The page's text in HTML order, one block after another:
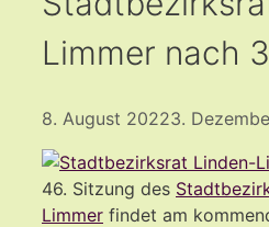
Limmer nach
8. August 20223.
46. Sitzung des
Limmer findet am